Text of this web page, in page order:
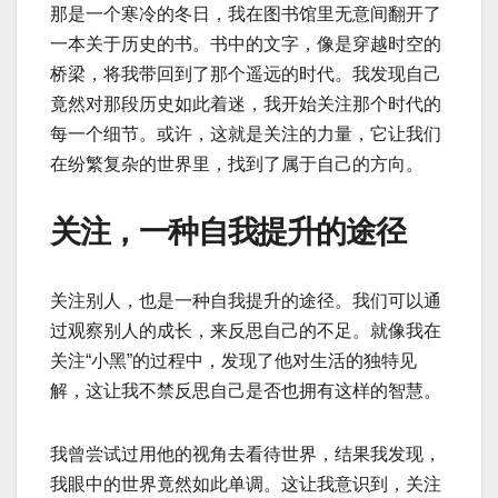
那是一个寒冷的冬日，我在图书馆里无意间翻开了
一本关于历史的书。书中的文字，像是穿越时空的
桥梁，将我带回到了那个遥远的时代。我发现自己
竟然对那段历史如此着迷，我开始关注那个时代的
每一个细节。或许，这就是关注的力量，它让我们
在纷繁复杂的世界里，找到了属于自己的方向。
关注，一种自我提升的途径
关注别人，也是一种自我提升的途径。我们可以通
过观察别人的成长，来反思自己的不足。就像我在
关注“小黑”的过程中，发现了他对生活的独特见
解，这让我不禁反思自己是否也拥有这样的智慧。
我曾尝试过用他的视角去看待世界，结果我发现，
我眼中的世界竟然如此单调。这让我意识到，关注